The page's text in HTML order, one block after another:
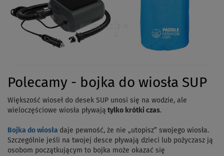
Polecamy - bojka do wiosła SUP
Większość wioseł do desek SUP unosi się na wodzie, ale
wieloczęściowe wiosła pływają tylko krótki czas.
Bojka do wiosła daje pewność, że nie „utopisz” swojego wiosła.
Szczególnie jeśli na twojej desce pływają dzieci lub pożyczasz ją
osobom początkującym to bojka może okazać się